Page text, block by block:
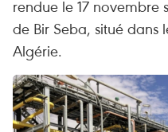
rendue le 17 novembre
de Bir Seba, situé dans
Algérie.